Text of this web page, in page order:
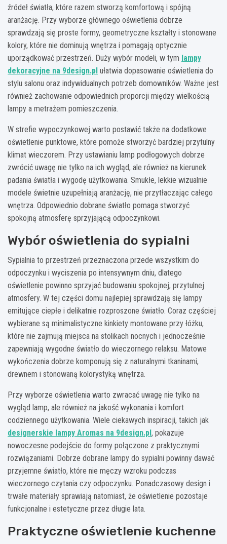
źródeł światła, które razem stworzą komfortową i spójną
aranżację. Przy wyborze głównego oświetlenia dobrze
sprawdzają się proste formy, geometryczne kształty i stonowane
kolory, które nie dominują wnętrza i pomagają optycznie
uporządkować przestrzeń. Duży wybór modeli, w tym lampy
dekoracyjne na 9design.pl ułatwia dopasowanie oświetlenia do
stylu salonu oraz indywidualnych potrzeb domowników. Ważne jest
również zachowanie odpowiednich proporcji między wielkością
lampy a metrażem pomieszczenia.
W strefie wypoczynkowej warto postawić także na dodatkowe
oświetlenie punktowe, które pomoże stworzyć bardziej przytulny
klimat wieczorem. Przy ustawianiu lamp podłogowych dobrze
zwrócić uwagę nie tylko na ich wygląd, ale również na kierunek
padania światła i wygodę użytkowania. Smukłe, lekkie wizualnie
modele świetnie uzupełniają aranżację, nie przytłaczając całego
wnętrza. Odpowiednio dobrane światło pomaga stworzyć
spokojną atmosferę sprzyjającą odpoczynkowi.
Wybór oświetlenia do sypialni
Sypialnia to przestrzeń przeznaczona przede wszystkim do
odpoczynku i wyciszenia po intensywnym dniu, dlatego
oświetlenie powinno sprzyjać budowaniu spokojnej, przytulnej
atmosfery. W tej części domu najlepiej sprawdzają się lampy
emitujące ciepłe i delikatnie rozproszone światło. Coraz częściej
wybierane są minimalistyczne kinkiety montowane przy łóżku,
które nie zajmują miejsca na stolikach nocnych i jednocześnie
zapewniają wygodne światło do wieczornego relaksu. Matowe
wykończenia dobrze komponują się z naturalnymi tkaninami,
drewnem i stonowaną kolorystyką wnętrza.
Przy wyborze oświetlenia warto zwracać uwagę nie tylko na
wygląd lamp, ale również na jakość wykonania i komfort
codziennego użytkowania. Wiele ciekawych inspiracji, takich jak
designerskie lampy Aromas na 9design.pl, pokazuje
nowoczesne podejście do formy połączone z praktycznymi
rozwiązaniami. Dobrze dobrane lampy do sypialni powinny dawać
przyjemne światło, które nie męczy wzroku podczas
wieczornego czytania czy odpoczynku. Ponadczasowy design i
trwałe materiały sprawiają natomiast, że oświetlenie pozostaje
funkcjonalne i estetyczne przez długie lata.
Praktyczne oświetlenie kuchenne